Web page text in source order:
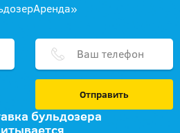
Отправить
бульдозера